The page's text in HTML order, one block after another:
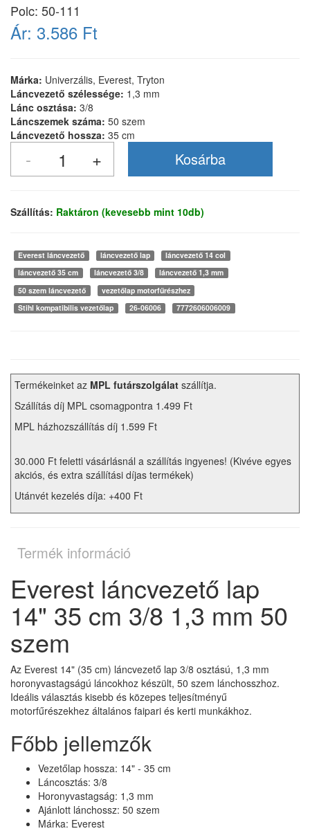
Polc: 50-111
Ár: 3.586 Ft
Márka: Univerzális, Everest, Tryton
Láncvezető szélessége: 1,3 mm
Lánc osztása: 3/8
Láncszemek száma: 50 szem
Láncvezető hossza: 35 cm
Szállítás: Raktáron (kevesebb mint 10db)
Everest láncvezető láncvezető lap
láncvezető 14 col
láncvezető 35 cm
láncvezető 3/8
láncvezető 1,3 mm
50 szem láncvezető
vezetőlap motorfűrészhez
Stihl kompatibilis vezetőlap
26-06006 7772606006009
Termékeinket az MPL futárszolgálat szállítja.
Szállítás díj MPL csomagpontra 1.499 Ft
MPL házhozszállítás díj 1.599 Ft
30.000 Ft feletti vásárlásnál a szállítás ingyenes! (Kivéve egyes
akciós, és extra szállítási díjas termékek)
Utánvét kezelés díja: +400 Ft
Termék információ
Everest láncvezető lap
14" 35 cm 3/8 1,3 mm 50
szem
Az Everest 14" (35 cm) láncvezető lap 3/8 osztású, 1,3 mm
horonyvastagságú láncokhoz készült, 50 szem lánchosszhoz.
Ideális választás kisebb és közepes teljesítményű
motorfűrészekhez általános faipari és kerti munkákhoz.
Főbb jellemzők
Vezetőlap hossza: 14" - 35 cm
Láncosztás: 3/8
Horonyvastagság: 1,3 mm
Ajánlott lánchossz: 50 szem
Márka: Everest